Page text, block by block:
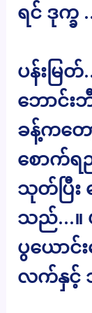
ရင် ဒုက္ခ
ပန်းမြတ်
ဘောင်း
ခန့်ကတေ
စောက်ရ
သုတ်ပြီး
သည်…။
ပွယောင်
လက်နှင့်